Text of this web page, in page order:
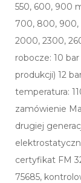
550, 600, 900
700, 800, 900,
2000, 2300,
robocze: 10
produkcji) 12
temperatura:
zamówienie
drugiej
certyfikat FM
75685,